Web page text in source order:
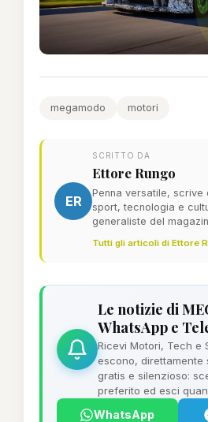
megamodo motori
ER
SCRITTO DA
Ettore Rungo
Penna versatile, scrive
sport, tecnologia e
generaliste del
Tutti gli articoli di Ettore
Le notizie di
WhatsApp e
Ricevi Motori, Tech e
escono, direttamente
gratis e silenzioso:
preferito ed esci
WhatsApp